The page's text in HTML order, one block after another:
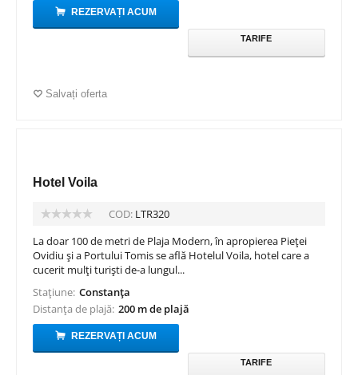
REZERVAȚI ACUM
TARIFE
Salvați oferta
Hotel Voila
COD: LTR320
La doar 100 de metri de Plaja Modern, în apropierea Pieței
Ovidiu și a Portului Tomis se află Hotelul Voila, hotel care a
cucerit mulți turiști de-a lungul...
Stațiune: Constanța
Distanța de plajă: 200 m de plajă
REZERVAȚI ACUM
TARIFE